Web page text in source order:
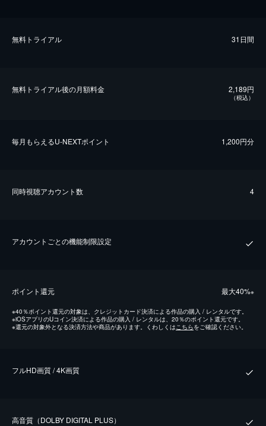
無料トライアル 31日間
無料トライアル後の⽉額料金 2,189円
（税込）
毎⽉もらえるU-NEXTポイント 1,200円分
同時視聴アカウント数 4
アカウントごとの機能制限設定
ポイント還元 最⼤40%※
※40％ポイント還元の対象は、クレジットカード決済による作品の購入 / レンタルです。
※iOSアプリのUコイン決済による作品の購入 / レンタルは、20％のポイント還元です。
※還元の対象外となる決済方法や商品があります。くわしくはこちらをご確認ください。
フルHD画質 / 4K画質
⾼⾳質（DOLBY DIGITAL PLUS）